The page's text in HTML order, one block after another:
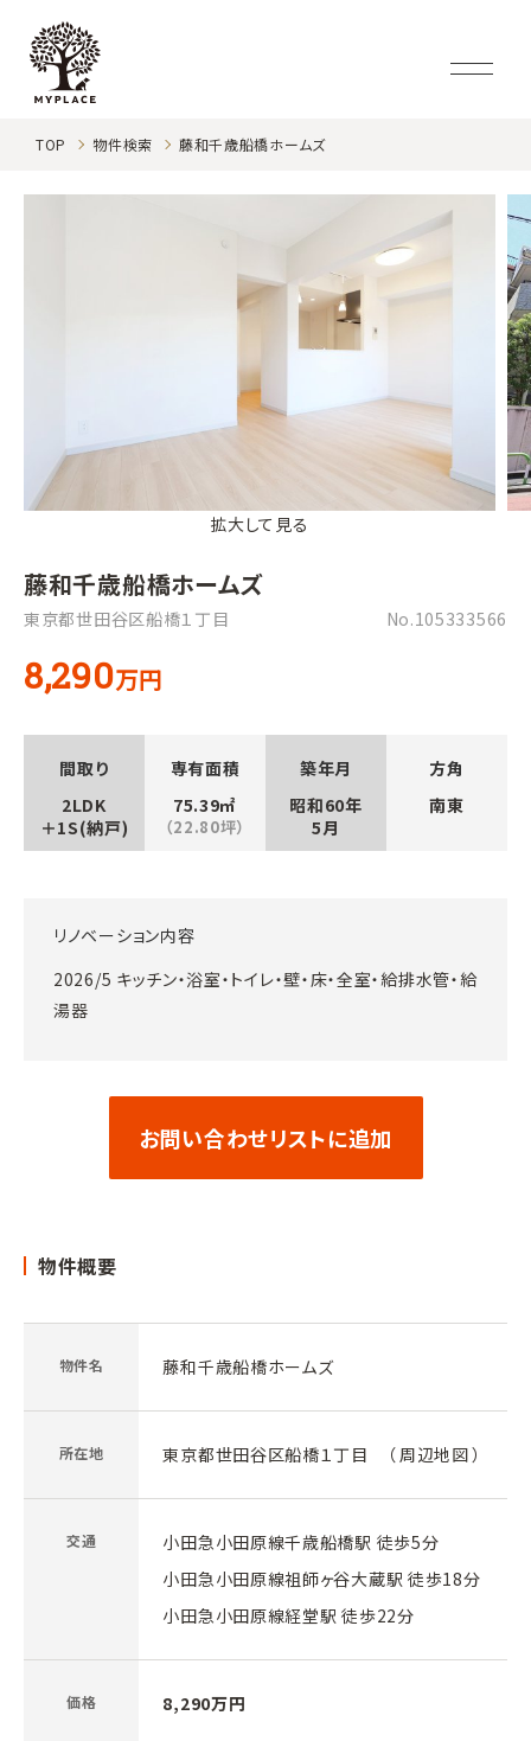
TOP 物件検索 藤和千歳船橋ホームズ
拡大して見る
藤和千歳船橋ホームズ
東京都世田谷区船橋１丁目 No.105333566
8,290万円
間取り
2LDK
＋1S(納戸)
専有面積
75.39㎡
（22.80坪）
築年月
昭和60年
5月
方角
南東
リノベーション内容
2026/5 キッチン・浴室・トイレ・壁・床・全室・給排水管・給
湯器
お問い合わせリストに追加
物件概要
物件名 藤和千歳船橋ホームズ
所在地 東京都世田谷区船橋１丁目 （ 周辺地図）
交通
小田急小田原線千歳船橋駅 徒歩5分
小田急小田原線祖師ヶ谷大蔵駅 徒歩18分
小田急小田原線経堂駅 徒歩22分
価格 8,290万円